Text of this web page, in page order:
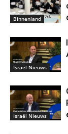
Binnenland
Israël Nieuws
Israël Nieuws